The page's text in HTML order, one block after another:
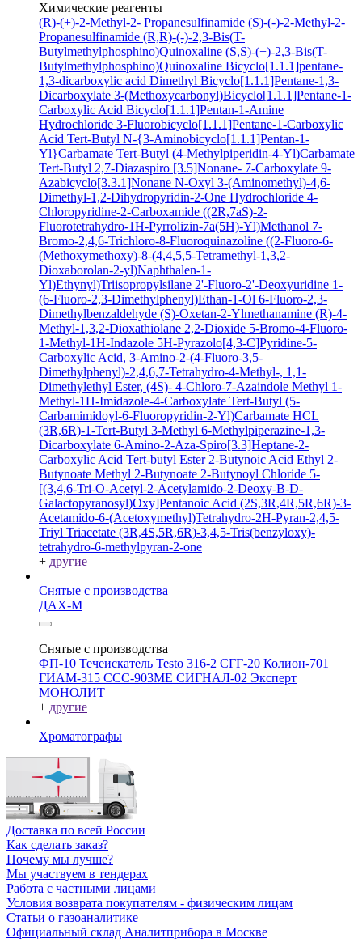
Химические реагенты
(R)-(+)-2-Methyl-2- Propanesulfinamide (S)-(-)-2-Methyl-2-
Propanesulfinamide (R,R)-(-)-2,3-Bis(T-
Butylmethylphosphino)Quinoxaline (S,S)-(+)-2,3-Bis(T-
Butylmethylphosphino)Quinoxaline Bicyclo[1.1.1]pentane-
1,3-dicarboxylic acid Dimethyl Bicyclo[1.1.1]Pentane-1,3-
Dicarboxylate 3-(Methoxycarbonyl)Bicyclo[1.1.1]Pentane-1-
Carboxylic Acid Bicyclo[1.1.1]Pentan-1-Amine
Hydrochloride 3-Fluorobicyclo[1.1.1]Pentane-1-Carboxylic
Acid Tert-Butyl N-{3-Aminobicyclo[1.1.1]Pentan-1-
Yl}Carbamate Tert-Butyl (4-Methylpiperidin-4-Yl)Carbamate
Tert-Butyl 2,7-Diazaspiro [3.5]Nonane- 7-Carboxylate 9-
Azabicyclo[3.3.1]Nonane N-Oxyl 3-(Aminomethyl)-4,6-
Dimethyl-1,2-Dihydropyridin-2-One Hydrochloride 4-
Chloropyridine-2-Carboxamide ((2R,7aS)-2-
Fluorotetrahydro-1H-Pyrrolizin-7a(5H)-Yl)Methanol 7-
Bromo-2,4,6-Trichloro-8-Fluoroquinazoline ((2-Fluoro-6-
(Methoxymethoxy)-8-(4,4,5,5-Tetramethyl-1,3,2-
Dioxaborolan-2-yl)Naphthalen-1-
Yl)Ethynyl)Triisopropylsilane 2'-Fluoro-2'-Deoxyuridine 1-
(6-Fluoro-2,3-Dimethylphenyl)Ethan-1-Ol 6-Fluoro-2,3-
Dimethylbenzaldehyde (S)-Oxetan-2-Ylmethanamine (R)-4-
Methyl-1,3,2-Dioxathiolane 2,2-Dioxide 5-Bromo-4-Fluoro-
1-Methyl-1H-Indazole 5H-Pyrazolo[4,3-C]Pyridine-5-
Carboxylic Acid, 3-Amino-2-(4-Fluoro-3,5-
Dimethylphenyl)-2,4,6,7-Tetrahydro-4-Methyl-, 1,1-
Dimethylethyl Ester, (4S)- 4-Chloro-7-Azaindole Methyl 1-
Methyl-1H-Imidazole-4-Carboxylate Tert-Butyl (5-
Carbamimidoyl-6-Fluoropyridin-2-Yl)Carbamate HCL
(3R,6R)-1-Tert-Butyl 3-Methyl 6-Methylpiperazine-1,3-
Dicarboxylate 6-Amino-2-Aza-Spiro[3.3]Heptane-2-
Carboxylic Acid Tert-butyl Ester 2-Butynoic Acid Ethyl 2-
Butynoate Methyl 2-Butynoate 2-Butynoyl Chloride 5-
[(3,4,6-Tri-O-Acetyl-2-Acetylamido-2-Deoxy-B-D-
Galactopyranosyl)Oxy]Pentanoic Acid (2S,3R,4R,5R,6R)-3-
Acetamido-6-(Acetoxymethyl)Tetrahydro-2H-Pyran-2,4,5-
Triyl Triacetate (3R,4S,5R,6R)-3,4,5-Tris(benzyloxy)-
tetrahydro-6-methylpyran-2-one
+ другие
Снятые с производства
ДАХ-М
Снятые с производства
ФП-10 Течеискатель Testo 316-2 СГГ-20 Колион-701
ГИАМ-315 ССС-903МЕ СИГНАЛ-02 Эксперт
МОНОЛИТ
+ другие
Хроматографы
Доставка по всей России
Как сделать заказ?
Почему мы лучше?
Мы участвуем в тендерах
Работа с частными лицами
Условия возврата покупателям - физическим лицам
Статьи о газоаналитике
Официальный склад Аналитприбора в Москве